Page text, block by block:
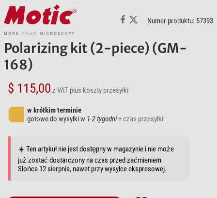
Numer produktu: 57393
Polarizing kit (2-piece) (GM-
168)
$ 115,00 z VAT plus koszty przesyłki
w krótkim terminie
gotowe do wysyłki w 1-2 tygodni+ czas przesyłki
☀️ Ten artykuł nie jest dostępny w magazynie i nie może
już zostać dostarczony na czas przed zaćmieniem
Słońca 12 sierpnia, nawet przy wysyłce ekspresowej.